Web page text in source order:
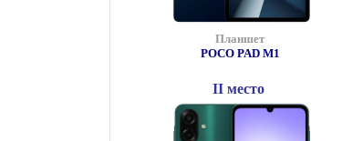
Планшет
POCO PAD М1
II место